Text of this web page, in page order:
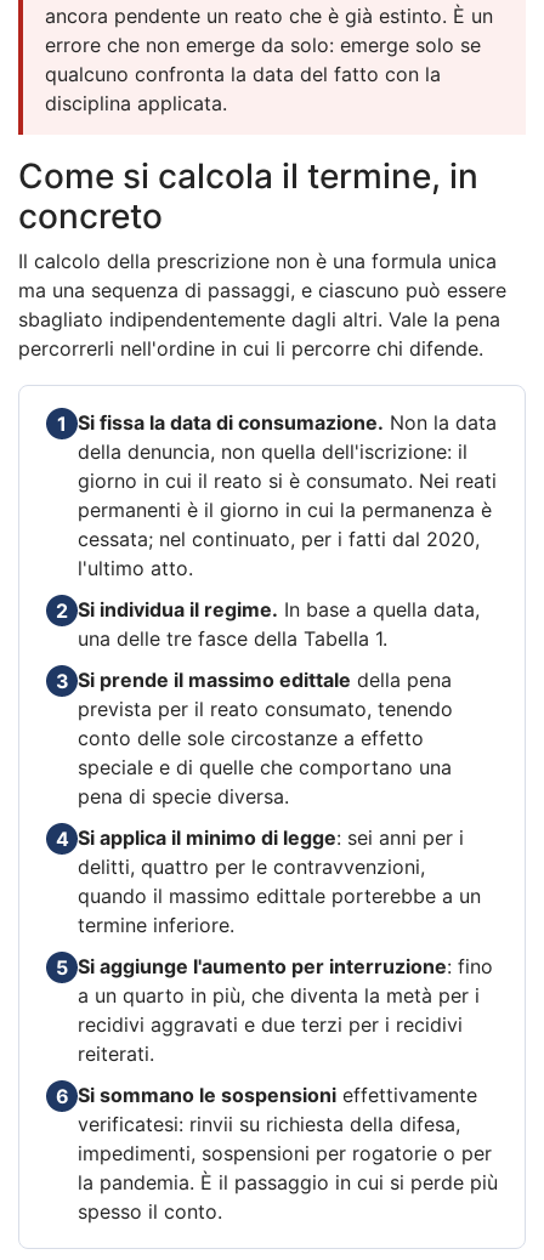
ancora pendente un reato che è già estinto. È un
errore che non emerge da solo: emerge solo se
qualcuno confronta la data del fatto con la
disciplina applicata.
Come si calcola il termine, in
concreto
Il calcolo della prescrizione non è una formula unica
ma una sequenza di passaggi, e ciascuno può essere
sbagliato indipendentemente dagli altri. Vale la pena
percorrerli nell'ordine in cui li percorre chi difende.
1 Si fissa la data di consumazione. Non la data
della denuncia, non quella dell'iscrizione: il
giorno in cui il reato si è consumato. Nei reati
permanenti è il giorno in cui la permanenza è
cessata; nel continuato, per i fatti dal 2020,
l'ultimo atto.
2 Si individua il regime. In base a quella data,
una delle tre fasce della Tabella 1.
3 Si prende il massimo edittale della pena
prevista per il reato consumato, tenendo
conto delle sole circostanze a effetto
speciale e di quelle che comportano una
pena di specie diversa.
4 Si applica il minimo di legge: sei anni per i
delitti, quattro per le contravvenzioni,
quando il massimo edittale porterebbe a un
termine inferiore.
5 Si aggiunge l'aumento per interruzione: fino
a un quarto in più, che diventa la metà per i
recidivi aggravati e due terzi per i recidivi
reiterati.
6 Si sommano le sospensioni effettivamente
verificatesi: rinvii su richiesta della difesa,
impedimenti, sospensioni per rogatorie o per
la pandemia. È il passaggio in cui si perde più
spesso il conto.